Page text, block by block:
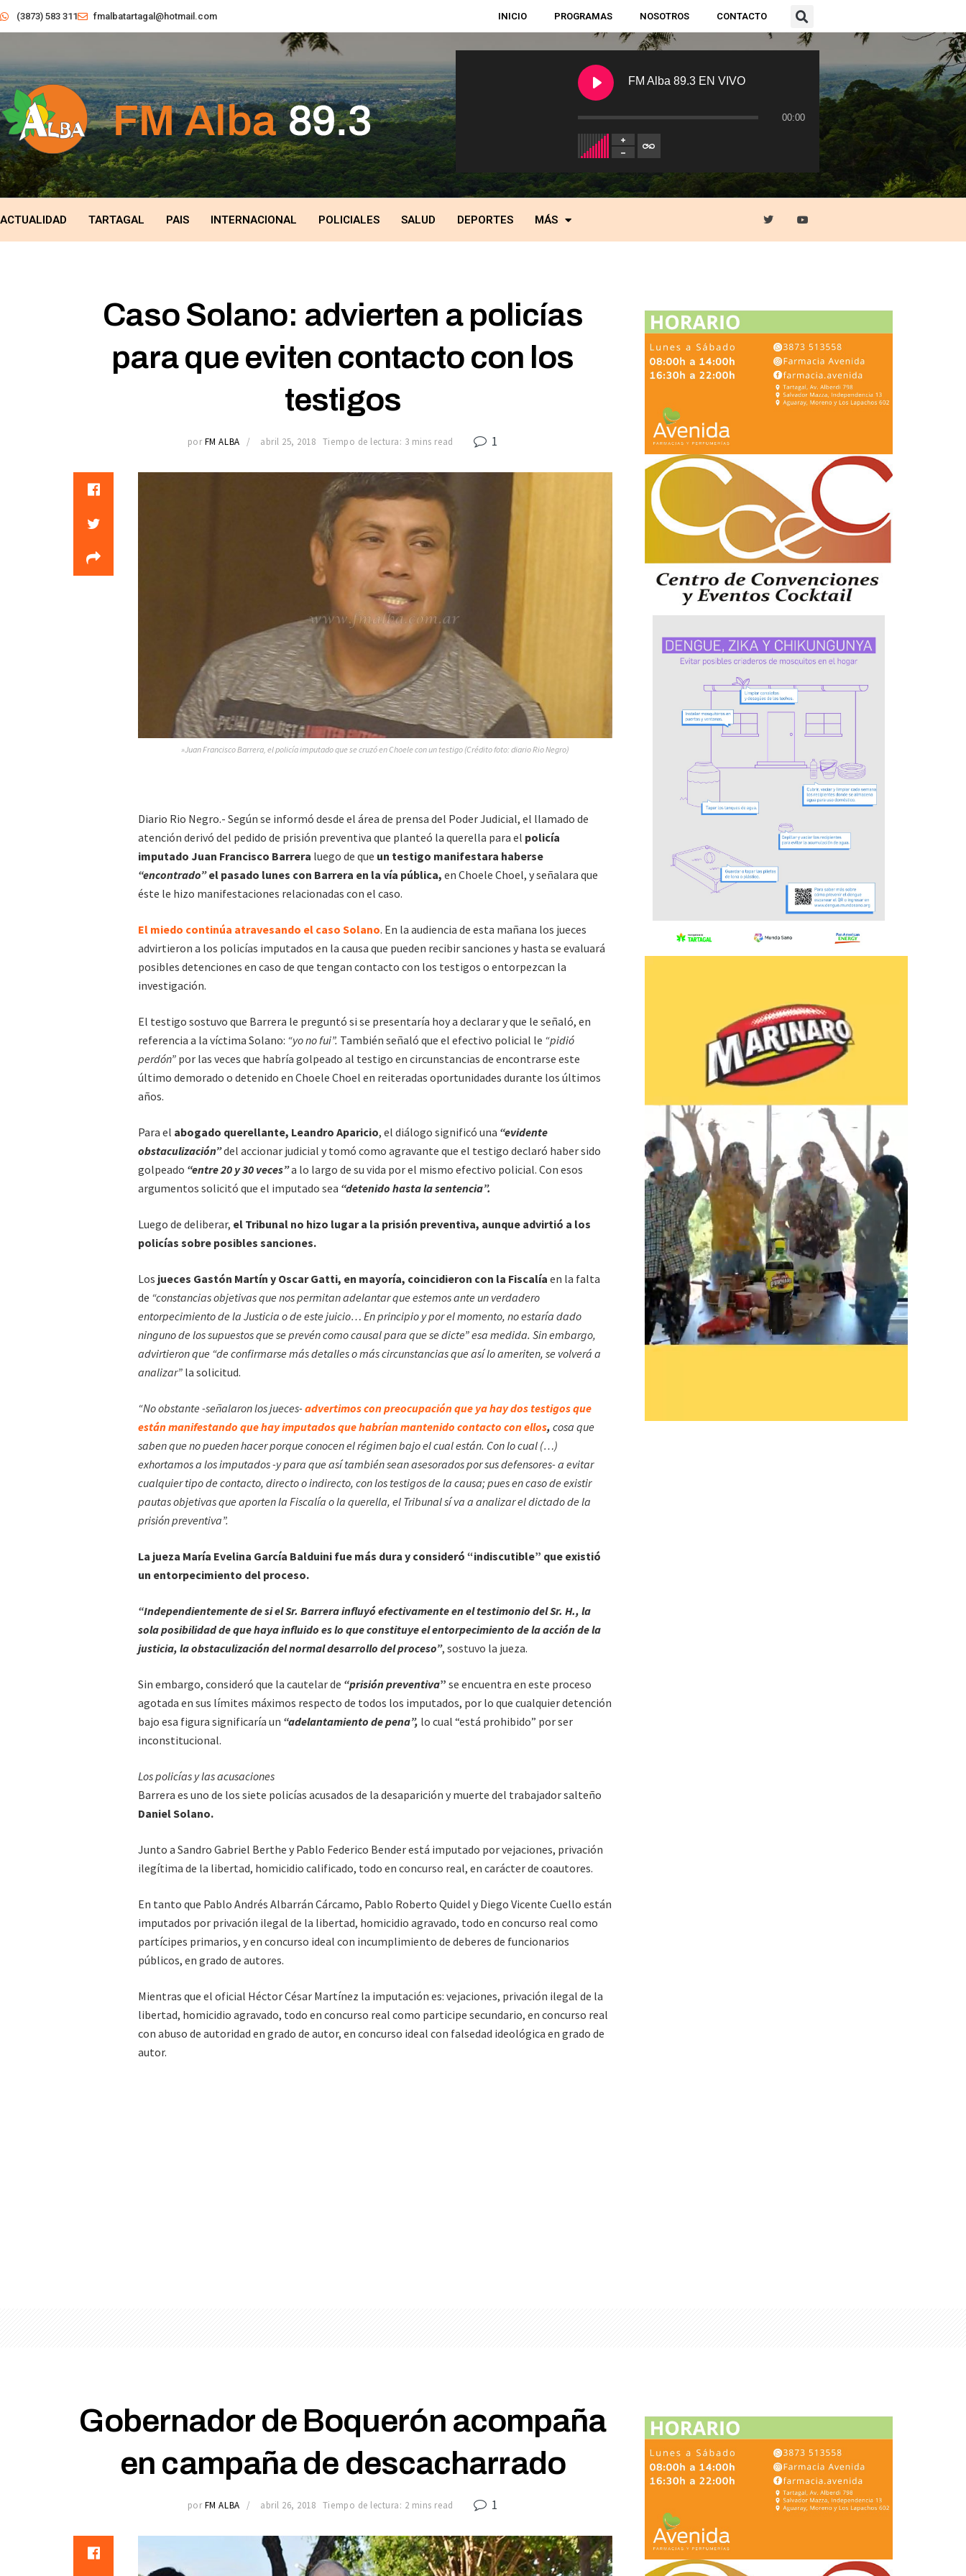
(3873) 583 311 fmalbatartagal@hotmail.com INICIO PROGRAMAS NOSOTROS CONTACTO
FM Alba 89.3 EN VIVO
00:00
ACTUALIDAD TARTAGAL PAIS INTERNACIONAL POLICIALES SALUD DEPORTES MÁS
Caso Solano: advierten a policías
para que eviten contacto con los
testigos
por FM ALBA abril 25, 2018 Tiempo de lectura: 3 mins read 1
»Juan Francisco Barrera, el policía imputado que se cruzó en Choele con un testigo (Crédito foto: diario Rio Negro)
Diario Rio Negro.- Según se informó desde el área de prensa del Poder Judicial, el llamado de
atención derivó del pedido de prisión preventiva que planteó la querella para el policía
imputado Juan Francisco Barrera luego de que un testigo manifestara haberse
“encontrado”el pasado lunes con Barrera en la vía pública, en Choele Choel, y señalara que
éste le hizo manifestaciones relacionadas con el caso.
El miedo continúa atravesando el caso Solano. En la audiencia de esta mañana los jueces
advirtieron a los policías imputados en la causa que pueden recibir sanciones y hasta se evaluará
posibles detenciones en caso de que tengan contacto con los testigos o entorpezcan la
investigación.
El testigo sostuvo que Barrera le preguntó si se presentaría hoy a declarar y que le señaló, en
referencia a la víctima Solano: “yo no fui”. También señaló que el efectivo policial le “pidió
perdón” por las veces que habría golpeado al testigo en circunstancias de encontrarse este
último demorado o detenido en Choele Choel en reiteradas oportunidades durante los últimos
años.
Para el abogado querellante, Leandro Aparicio, el diálogo significó una “evidente
obstaculización”del accionar judicial y tomó como agravante que el testigo declaró haber sido
golpeado “entre 20 y 30 veces”a lo largo de su vida por el mismo efectivo policial. Con esos
argumentos solicitó que el imputado sea “detenido hasta la sentencia”.
Luego de deliberar, el Tribunal no hizo lugar a la prisión preventiva, aunque advirtió a los
policías sobre posibles sanciones.
Los jueces Gastón Martín y Oscar Gatti, en mayoría, coincidieron con la Fiscalía en la falta
de “constancias objetivas que nos permitan adelantar que estemos ante un verdadero
entorpecimiento de la Justicia o de este juicio… En principio y por el momento, no estaría dado
ninguno de los supuestos que se prevén como causal para que se dicte” esa medida. Sin embargo,
advirtieron que “de confirmarse más detalles o más circunstancias que así lo ameriten, se volverá a
analizar” la solicitud.
“No obstante -señalaron los jueces-advertimos con preocupación que ya hay dos testigos que
están manifestando que hay imputados que habrían mantenido contacto con ellos, cosa que
saben que no pueden hacer porque conocen el régimen bajo el cual están. Con lo cual (…)
exhortamos a los imputados -y para que así también sean asesorados por sus defensores- a evitar
cualquier tipo de contacto, directo o indirecto, con los testigos de la causa; pues en caso de existir
pautas objetivas que aporten la Fiscalía o la querella, el Tribunal sí va a analizar el dictado de la
prisión preventiva”.
La jueza María Evelina García Balduini fue más dura y consideró “indiscutible” que existió
un entorpecimiento del proceso.
“Independientemente de si el Sr. Barrera influyó efectivamente en el testimonio del Sr. H., la
sola posibilidad de que haya influido es lo que constituye el entorpecimiento de la acción de la
justicia, la obstaculización del normal desarrollo del proceso”, sostuvo la jueza.
Sin embargo, consideró que la cautelar de “prisión preventiva” se encuentra en este proceso
agotada en sus límites máximos respecto de todos los imputados, por lo que cualquier detención
bajo esa figura significaría un “adelantamiento de pena”, lo cual “está prohibido” por ser
inconstitucional.
Los policías y las acusaciones
Barrera es uno de los siete policías acusados de la desaparición y muerte del trabajador salteño
Daniel Solano.
Junto a Sandro Gabriel Berthe y Pablo Federico Bender está imputado por vejaciones, privación
ilegítima de la libertad, homicidio calificado, todo en concurso real, en carácter de coautores.
En tanto que Pablo Andrés Albarrán Cárcamo, Pablo Roberto Quidel y Diego Vicente Cuello están
imputados por privación ilegal de la libertad, homicidio agravado, todo en concurso real como
partícipes primarios, y en concurso ideal con incumplimiento de deberes de funcionarios
públicos, en grado de autores.
Mientras que el oficial Héctor César Martínez la imputación es: vejaciones, privación ilegal de la
libertad, homicidio agravado, todo en concurso real como participe secundario, en concurso real
con abuso de autoridad en grado de autor, en concurso ideal con falsedad ideológica en grado de
autor.
Gobernador de Boquerón acompaña
en campaña de descacharrado
por FM ALBA abril 26, 2018 Tiempo de lectura: 2 mins read 1